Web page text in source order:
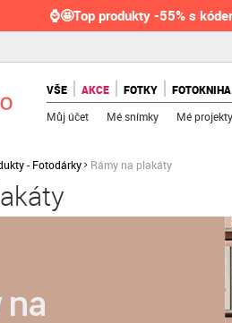
⌚🤩Top produkty -55% s
VŠE AKCE FOTKY FOTOKNIHA
Můj účet Mé snímky Mé projekty
- Fotodárky Rámy na plakáty
na